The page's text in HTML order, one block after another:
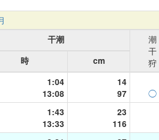
干潮
潮
干
狩
時
cm
1:04
13:08
14
97
◯
1:43
13:33
23
116